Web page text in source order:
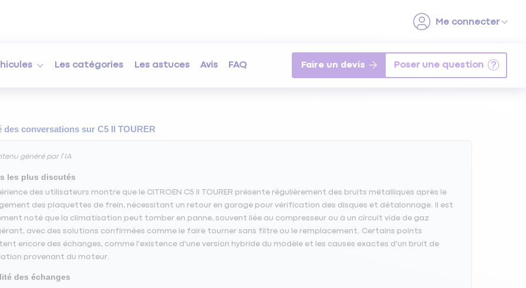
Les catégories Les astuces Avis FAQ Faire un devis
des conversations sur C5 II TOURER
généré par l’IA
les plus discutés
des utilisateurs montre que le CITROEN C5 II TOURER présente régulièrement des bruits métalliques après le
des plaquettes de frein, nécessitant un retour en garage pour vérification des disques et détalonnage. Il est
noté que la climatisation peut tomber en panne, souvent liée au compresseur ou à un circuit vide de gaz
avec des solutions confirmées comme le faire tourner sans filtre ou le remplacement. Certains points
encore des échanges, comme l'existence d'une version hybride du modèle et les causes exactes d'un bruit de
provenant du moteur.
des échanges